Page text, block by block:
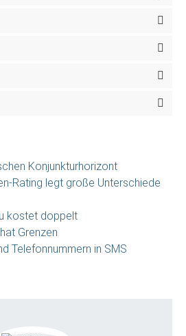
Konjunkturhorizont
Rating legt große Unterschiede
kostet doppelt
Grenzen
Telefonnummern in SMS